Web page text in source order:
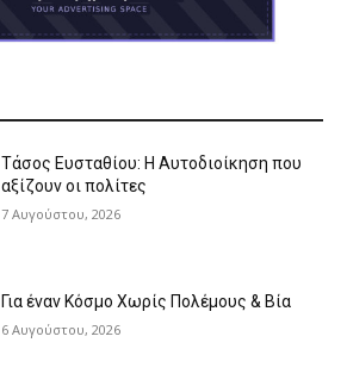
Τάσος Ευσταθίου: Η Αυτοδιοίκηση που
αξίζουν οι πολίτες
7 Αυγούστου, 2026
Για έναν Κόσμο Χωρίς Πολέμους & Βία
6 Αυγούστου, 2026